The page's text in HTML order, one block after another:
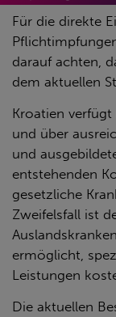
Für die direkte
darauf achten,
dem aktuellen
Kroatien
und über
und
entstehenden
gesetzliche
Zweifelsfall ist
ermöglicht,
Leistungen
Die aktuellen